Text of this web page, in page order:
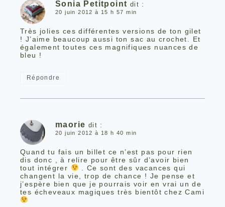
Sonia Petitpoint dit :
20 juin 2012 à 15 h 57 min
Très jolies ces différentes versions de ton gilet
! J’aime beaucoup aussi ton sac au crochet. Et
également toutes ces magnifiques nuances de
bleu !
Répondre
maorie dit :
20 juin 2012 à 18 h 40 min
Quand tu fais un billet ce n’est pas pour rien
dis donc , à relire pour être sûr d’avoir bien
tout intégrer
. Ce sont des vacances qui
changent la vie, trop de chance ! Je pense et
j’espère bien que je pourrais voir en vrai un de
tes écheveaux magiques très bientôt chez Cami